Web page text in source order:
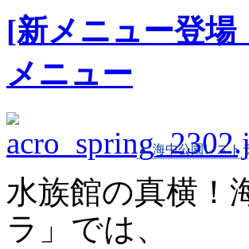
[新メニュー登
メニュー
▲ 海中公園レスト
水族館の真横！
ラ」では、